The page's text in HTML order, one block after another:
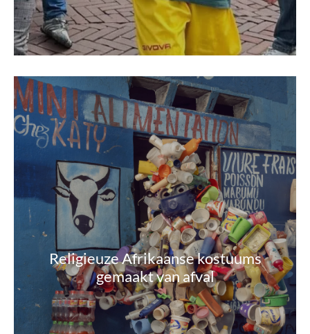
Religieuze Afrikaanse kostuums
gemaakt van afval